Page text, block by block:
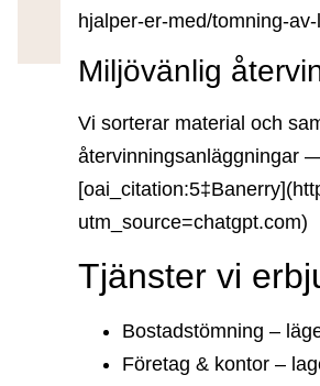
hjalper-er-med/tomning-
Miljövänlig
Vi sorterar material och
återvinningsanläggningar
utm_source=chatgpt.com)
Tjänster vi
Bostadstömning –
Företag & kontor –